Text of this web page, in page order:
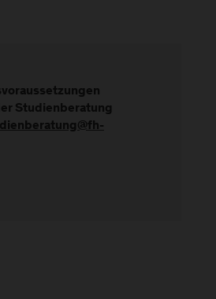
Studienberatung